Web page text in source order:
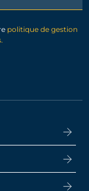
politique de gestion